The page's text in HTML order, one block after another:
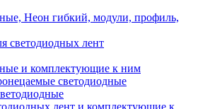
Неон гибкий, модули, профиль,
светодиодных лент
и комплектующие к ним
светодиодные
лент и комплектующие к